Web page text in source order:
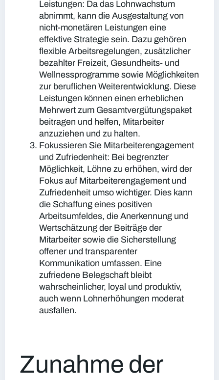
Leistungen: Da das Lohnwachstum
abnimmt, kann die Ausgestaltung von
nicht-monetären Leistungen eine
effektive Strategie sein. Dazu gehören
flexible Arbeitsregelungen, zusätzlicher
bezahlter Freizeit, Gesundheits- und
Wellnessprogramme sowie Möglichkeiten
zur beruflichen Weiterentwicklung. Diese
Leistungen können einen erheblichen
Mehrwert zum Gesamtvergütungspaket
beitragen und helfen, Mitarbeiter
anzuziehen und zu halten.
Fokussieren Sie Mitarbeiterengagement
und Zufriedenheit: Bei begrenzter
Möglichkeit, Löhne zu erhöhen, wird der
Fokus auf Mitarbeiterengagement und
Zufriedenheit umso wichtiger. Dies kann
die Schaffung eines positiven
Arbeitsumfeldes, die Anerkennung und
Wertschätzung der Beiträge der
Mitarbeiter sowie die Sicherstellung
offener und transparenter
Kommunikation umfassen. Eine
zufriedene Belegschaft bleibt
wahrscheinlicher, loyal und produktiv,
auch wenn Lohnerhöhungen moderat
ausfallen.
Zunahme der